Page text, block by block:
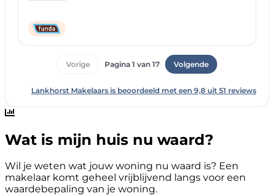
Wat is mijn huis nu waard?
Wil je weten wat jouw woning nu waard is? Een
makelaar komt geheel vrijblijvend langs voor een
waardebepaling van je woning.